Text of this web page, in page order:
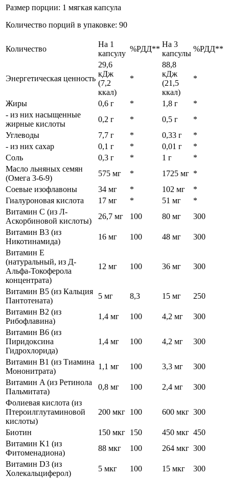
Размер порции: 1 мягкая капсула
Количество порций в упаковке: 90
Количество
На 1
капсулу
%РДД**
На 3
капсулы
%РДД**
Энергетическая ценность
29,6
кДж
(7,2
ккал)
*
88,8
кДж
(21,5
ккал)
*
Жиры 0,6 г * 1,8 г
*
- из них насыщенные
жирные кислоты
0,2 г * 0,5 г
*
Углеводы
7,7 г * 0,33 г
*
- из них сахар
0,1 г * 0,01 г
*
Соль
0,3 г * 1 г
*
Масло льняных семян
(Омега 3-6-9)
575 мг * 1725 мг *
Соевые изофлавоны
34 мг * 102 мг
*
Гиалуроновая кислота
17 мг * 51 мг
*
Витамин С (из Л-
Аскорбиновой кислоты)
26,7 мг 100 80 мг
300
Витамин B3 (из
Никотинамида)
16 мг 100 48 мг
300
Витамин E
(натуральный, из Д-
Альфа-Токоферола
концентрата)
12 мг 100 36 мг 300
Витамин B5 (из Кальция
Пантотената)
5 мг 8,3 15 мг
250
Витамин B2 (из
Рибофлавина)
1,4 мг 100 4,2 мг
300
Витамин B6 (из
Пиридоксина
Гидрохлорида)
1,4 мг 100 4,2 мг 300
Витамин B1 (из Тиамина
Мононитрата)
1,1 мг 100 3,3 мг
300
Витамин A (из Ретинола
Пальмитата)
0,8 мг 100 2,4 мг
300
Фолиевая кислота (из
Птероилглутаминовой
кислоты)
200 мкг 100 600 мкг 300
Биотин 150 мкг 150 450 мкг 450
Витамин K1 (из
Фитоменадиона)
88 мкг 100 264 мкг 300
Витамин D3 (из
Холекальциферол)
5 мкг 100 15 мкг
300